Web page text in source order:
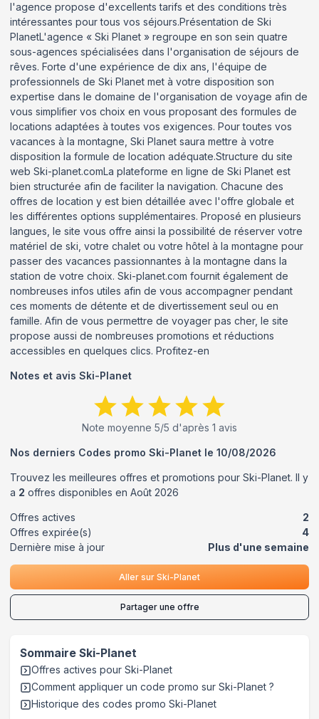
l'agence propose d'excellents tarifs et des conditions très
intéressantes pour tous vos séjours.Présentation de Ski
PlanetL'agence « Ski Planet » regroupe en son sein quatre
sous-agences spécialisées dans l'organisation de séjours de
rêves. Forte d'une expérience de dix ans, l'équipe de
professionnels de Ski Planet met à votre disposition son
expertise dans le domaine de l'organisation de voyage afin de
vous simplifier vos choix en vous proposant des formules de
locations adaptées à toutes vos exigences. Pour toutes vos
vacances à la montagne, Ski Planet saura mettre à votre
disposition la formule de location adéquate.Structure du site
web Ski-planet.comLa plateforme en ligne de Ski Planet est
bien structurée afin de faciliter la navigation. Chacune des
offres de location y est bien détaillée avec l'offre globale et
les différentes options supplémentaires. Proposé en plusieurs
langues, le site vous offre ainsi la possibilité de réserver votre
matériel de ski, votre chalet ou votre hôtel à la montagne pour
passer des vacances passionnantes à la montagne dans la
station de votre choix. Ski-planet.com fournit également de
nombreuses infos utiles afin de vous accompagner pendant
ces moments de détente et de divertissement seul ou en
famille. Afin de vous permettre de voyager pas cher, le site
propose aussi de nombreuses promotions et réductions
accessibles en quelques clics. Profitez-en
Notes et avis Ski-Planet
Note moyenne 5/5 d'après 1 avis
Nos derniers Codes promo Ski-Planet le 10/08/2026
Trouvez les meilleures offres et promotions pour Ski-Planet. Il y
a 2 offres disponibles en Août 2026
Offres actives
2
Offres expirée(s)
4
Dernière mise à jour
Plus d'une semaine
Aller sur Ski-Planet
Partager une offre
Sommaire Ski-Planet
Offres actives pour Ski-Planet
Comment appliquer un code promo sur Ski-Planet ?
Historique des codes promo Ski-Planet